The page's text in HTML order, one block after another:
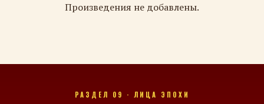
Произведения не добавлены.
РАЗДЕЛ 09 · ЛИЦА ЭПОХИ